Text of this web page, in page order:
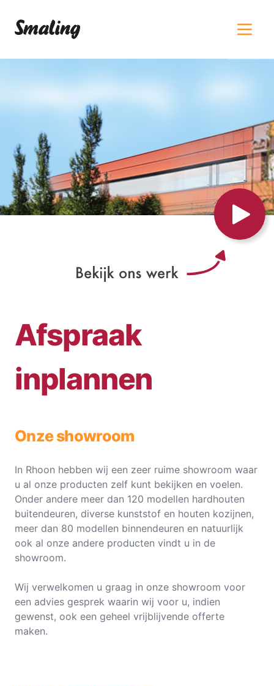
Afspraak
inplannen
Onze showroom
In Rhoon hebben wij een zeer ruime showroom waar
u al onze producten zelf kunt bekijken en voelen.
Onder andere meer dan 120 modellen hardhouten
buitendeuren, diverse kunststof en houten kozijnen,
meer dan 80 modellen binnendeuren en natuurlijk
ook al onze andere producten vindt u in de
showroom.
Wij verwelkomen u graag in onze showroom voor
een advies gesprek waarin wij voor u, indien
gewenst, ook een geheel vrijblijvende offerte
maken.